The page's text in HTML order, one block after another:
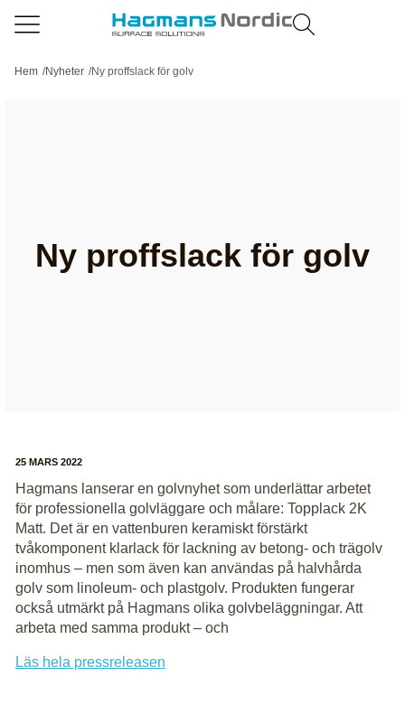
Hem /Nyheter /Ny proffslack för golv
Ny proffslack för golv
25 MARS 2022
Hagmans lanserar en golvnyhet som underlättar arbetet
för professionella golvläggare och målare: Topplack 2K
Matt. Det är en vattenburen keramiskt förstärkt
tvåkomponent klarlack för lackning av betong- och trägolv
inomhus – men som även kan användas på halvhårda
golv som linoleum- och plastgolv. Produkten fungerar
också utmärkt på Hagmans olika golvbeläggningar. Att
arbeta med samma produkt – och
Läs hela pressreleasen